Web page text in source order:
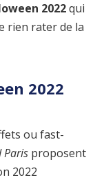
2022qui
rien rater de la
2022
ou fast-
Paris proposent
2022